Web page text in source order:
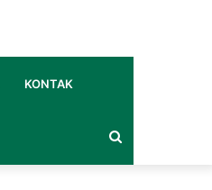
KONTAK
Pencarian